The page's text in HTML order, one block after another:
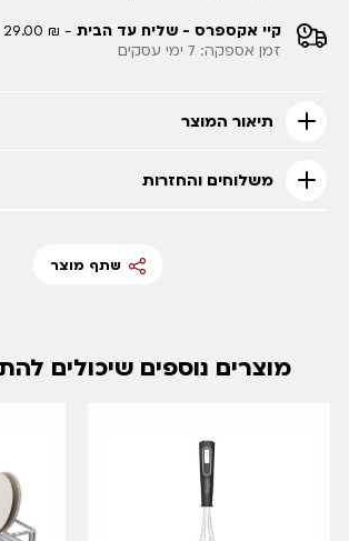
קיי אקספרס - שליח עד הבית - ₪ 29.00
זמן אספקה: 7 ימי עסקים
תיאור המוצר
משלוחים והחזרות
שתף מוצר
מוצרים נוספים שיכולים